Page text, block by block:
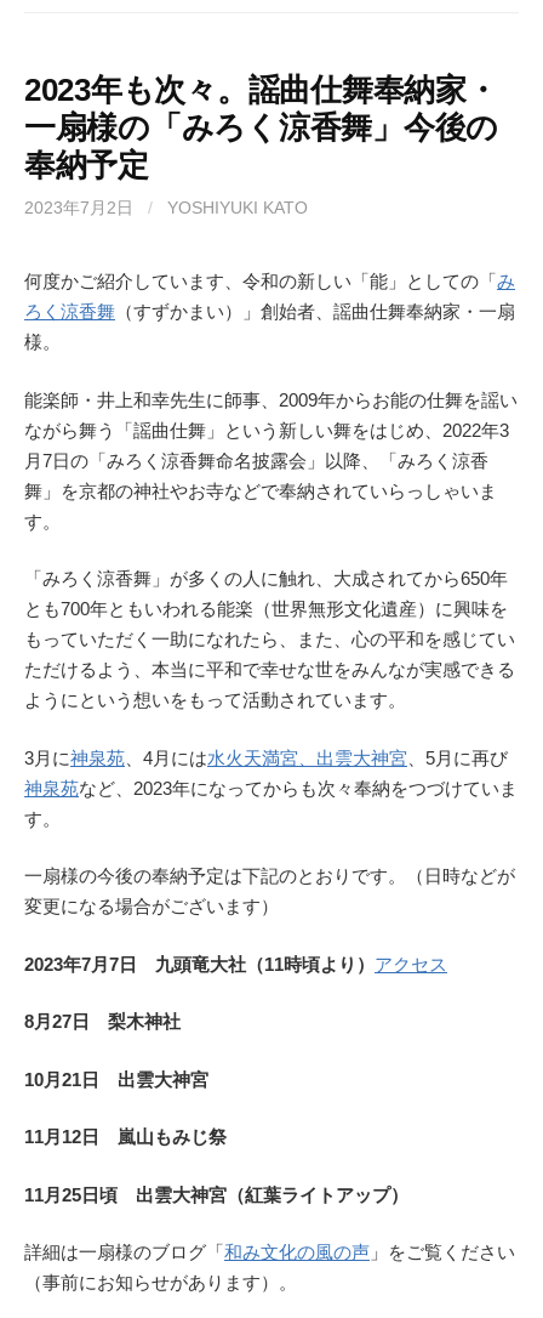
b
o
o
k
d
o
n
2023年も次々。謡曲仕舞奉納家・
一扇様の「みろく涼香舞」今後の
奉納予定
2023年7月2日 / YOSHIYUKI KATO
何度かご紹介しています、令和の新しい「能」としての「み
ろく涼香舞 （すずかまい）」創始者、謡曲仕舞奉納家・一扇
様。
能楽師・井上和幸先生に師事、2009年からお能の仕舞を謡い
ながら舞う「謡曲仕舞」という新しい舞をはじめ、2022年3
月7日の「みろく涼香舞命名披露会」以降、「みろく涼香
舞」を京都の神社やお寺などで奉納されていらっしゃいま
す。
「みろく涼香舞」が多くの人に触れ、大成されてから650年
とも700年ともいわれる能楽（世界無形文化遺産）に興味を
もっていただく一助になれたら、また、心の平和を感じてい
ただけるよう、本当に平和で幸せな世をみんなが実感できる
ようにという想いをもって活動されています。
3月に神泉苑 、4月には水火天満宮、出雲大神宮 、5月に再び
神泉苑など、2023年になってからも次々奉納をつづけていま
す。
一扇様の今後の奉納予定は下記のとおりです。（日時などが
変更になる場合がございます）
2023年7月7日 九頭竜大社（11時頃より） アクセス
8月27日 梨木神社
10月21日 出雲大神宮
11月12日 嵐山もみじ祭
11月25日頃 出雲大神宮（紅葉ライトアップ）
詳細は一扇様のブログ「和み文化の風の声 」をご覧ください
（事前にお知らせがあります）。